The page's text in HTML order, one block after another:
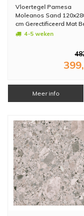
Vloertegel Pamesa
Moleanos Sand
cm Gerectificeerd Mat
(Prijs Per M2)
4-5 weken
Meer info